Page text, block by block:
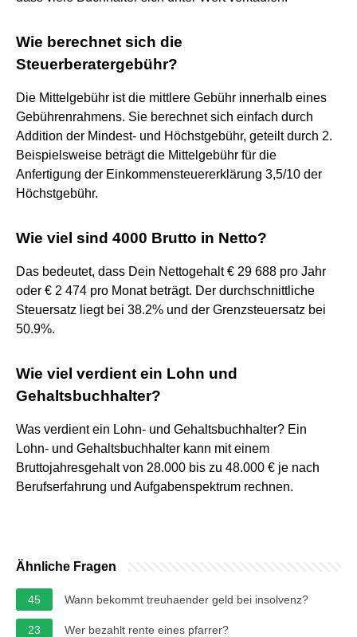
Wie berechnet sich die
Steuerberatergebühr?
Die Mittelgebühr ist die mittlere Gebühr innerhalb eines
Gebührenrahmens. Sie berechnet sich einfach durch
Addition der Mindest- und Höchstgebühr, geteilt durch 2.
Beispielsweise beträgt die Mittelgebühr für die
Anfertigung der Einkommensteuererklärung 3,5/10 der
Höchstgebühr.
Wie viel sind 4000 Brutto in Netto?
Das bedeutet, dass Dein Nettogehalt € 29 688 pro Jahr
oder € 2 474 pro Monat beträgt. Der durchschnittliche
Steuersatz liegt bei 38.2% und der Grenzsteuersatz bei
50.9%.
Wie viel verdient ein Lohn und
Gehaltsbuchhalter?
Was verdient ein Lohn- und Gehaltsbuchhalter? Ein
Lohn- und Gehaltsbuchhalter kann mit einem
Bruttojahresgehalt von 28.000 bis zu 48.000 € je nach
Berufserfahrung und Aufgabenspektrum rechnen.
Ähnliche Fragen
45 Wann bekommt treuhaender geld bei insolvenz?
23 Wer bezahlt rente eines pfarrer?